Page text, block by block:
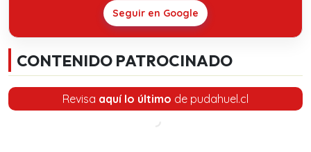
Seguir en Google
CONTENIDO PATROCINADO
Revisa aquí lo último de pudahuel.cl